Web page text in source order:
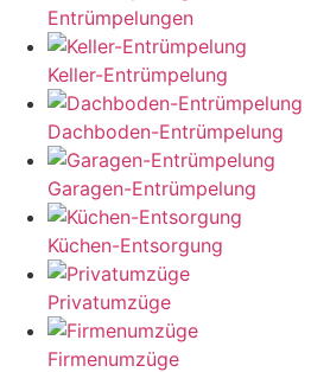
Entrümpelungen
Keller-Entrümpelung
Dachboden-Entrümpelung
Garagen-Entrümpelung
Küchen-Entsorgung
Privatumzüge
Firmenumzüge